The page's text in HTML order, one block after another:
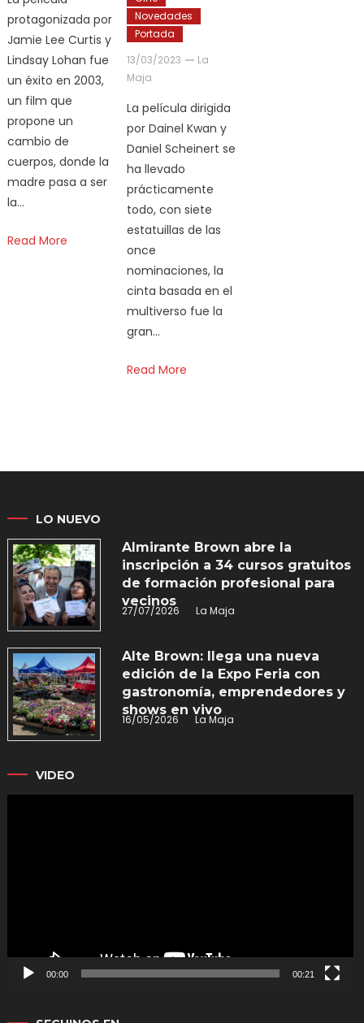
protagonizada por
Jamie Lee Curtis y
Lindsay Lohan fue
un éxito en 2003,
un film que
propone un
cambio de
cuerpos, donde la
madre pasa a ser
la…
Read More
Novedades
Portada
13/03/2023
La
Maja
La película dirigida
por Dainel Kwan y
Daniel Scheinert se
ha llevado
prácticamente
todo, con siete
estatuillas de las
once
nominaciones, la
cinta basada en el
multiverso fue la
gran…
Read More
LO NUEVO
Almirante Brown abre la
inscripción a 34 cursos gratuitos
de formación profesional para
vecinos
27/07/2026 La Maja
Alte Brown: llega una nueva
edición de la Expo Feria con
gastronomía, emprendedores y
shows en vivo
16/05/2026 La Maja
VIDEO
00:00 00:21